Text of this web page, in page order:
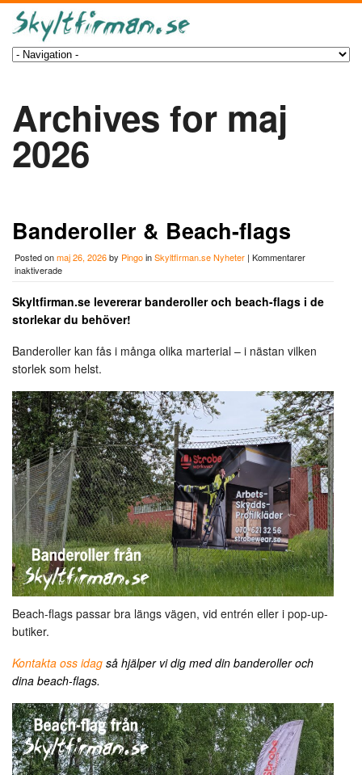
Archives for maj
2026
Banderoller & Beach-flags
Posted onmaj 26, 2026by PingoinSkyltfirman.se Nyheter | Kommentarer
inaktiveradeför
Beach-
flags
Skyltfirman.se levererar banderoller och beach-flags i de
storlekar du behöver!
Banderoller kan fås i många olika marterial – i nästan vilken
storlek som helst.
Beach-flags passar bra längs vägen, vid entrén eller i pop-up-
butiker.
Kontakta oss idag så hjälper vi dig med din banderoller och
dina beach-flags.